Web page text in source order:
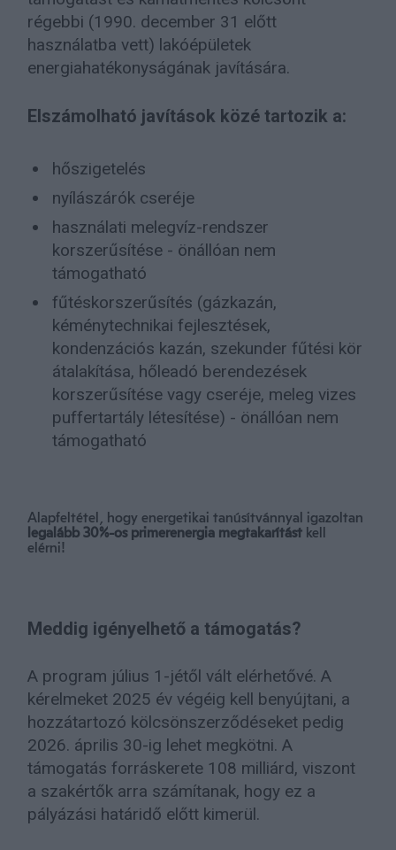
régebbi (1990. december 31 előtt
használatba vett) lakóépületek
energiahatékonyságának javítására.
Elszámolható javítások közé tartozik a:
hőszigetelés
nyílászárók cseréje
használati melegvíz-rendszer
korszerűsítése - önállóan nem
támogatható
fűtéskorszerűsítés (gázkazán,
kéménytechnikai fejlesztések,
kondenzációs kazán, szekunder fűtési kör
átalakítása, hőleadó berendezések
korszerűsítése vagy cseréje, meleg vizes
puffertartály létesítése) - önállóan nem
támogatható
Alapfeltétel, hogy energetikai tanúsítvánnyal igazoltan
legalább 30%-os primerenergia megtakarítást kell
elérni!
Meddig igényelhető a támogatás?
A program július 1-jétől vált elérhetővé. A
kérelmeket 2025 év végéig kell benyújtani, a
hozzátartozó kölcsönszerződéseket pedig
2026. április 30-ig lehet megkötni. A
támogatás forráskerete 108 milliárd, viszont
a szakértők arra számítanak, hogy ez a
pályázási határidő előtt kimerül.